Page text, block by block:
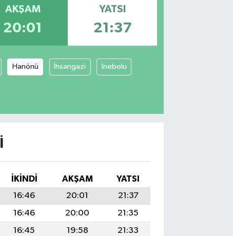
AKŞAM
20:01
YATSI
21:37
Hanönü İhsangazi İnebolu
İKINDI AKŞAM
YATSI
16:46 20:01
21:37
16:46 20:00
21:35
16:45 19:58
21:33